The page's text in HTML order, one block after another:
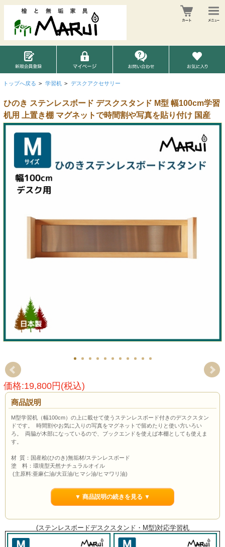
トップへ戻る > 学習机 > デスクアクセサリー
ひのき ステンレスボード デスクスタンド M型 幅100cm学習
机用 上置き棚 マグネットで時間割や写真を貼り付け 国産
価格:19,800円(税込)
商品説明
M型学習机（幅100cm）の上に載せて使うステンレスボード付きのデスクスタン
ドです。 時間割やお気に入りの写真をマグネットで留めたりと使い方いろい
ろ。 両脇が木部になっているので、ブックエンドを使えば本棚としても使えま
す。
材 質：国産桧(ひのき)無垢材/ステンレスボード
塗 料：環境型天然ナチュラルオイル
(主原料:亜麻仁油/大豆油/ヒマシ油/ヒマワリ油)
▼ 商品説明の続きを見る ▼
(ステンレスボードデスクスタンド・M型)対応学習机